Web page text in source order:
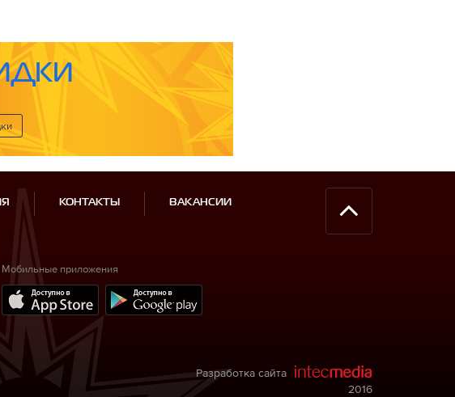
КОНТАКТЫ ВАКАНСИИ
Мобильные приложения
Разработка сайта
2016